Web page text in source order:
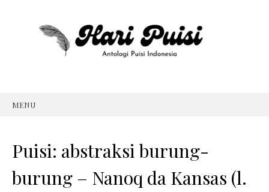
MENU
Puisi: abstraksi burung-
burung – Nanoq da Kansas (l.